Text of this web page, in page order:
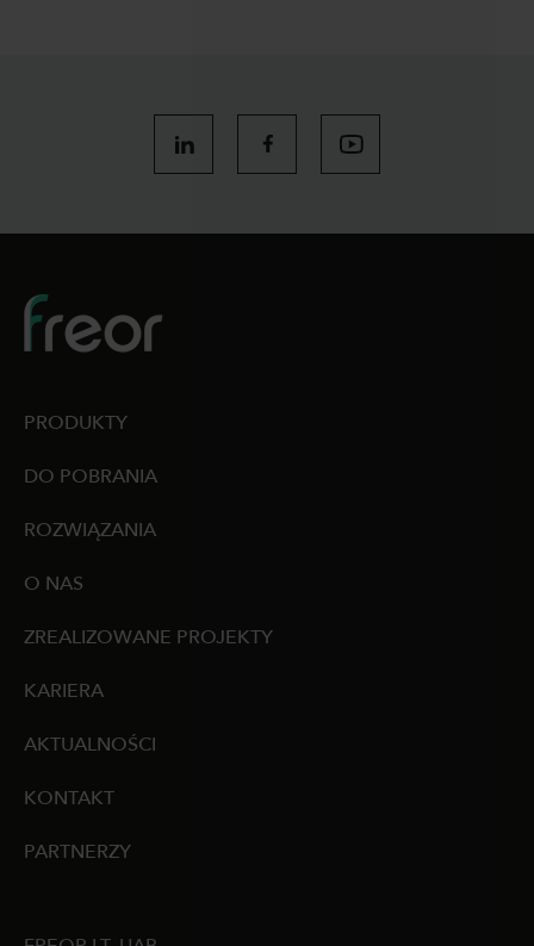
PRODUKTY
DO POBRANIA
ROZWIĄZANIA
O NAS
ZREALIZOWANE PROJEKTY
KARIERA
AKTUALNOŚCI
KONTAKT
PARTNERZY